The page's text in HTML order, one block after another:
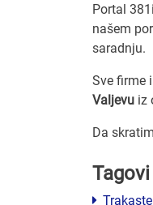
Portal
našem
saradnju.
Sve firme
Valjevu iz
Da
Tagovi